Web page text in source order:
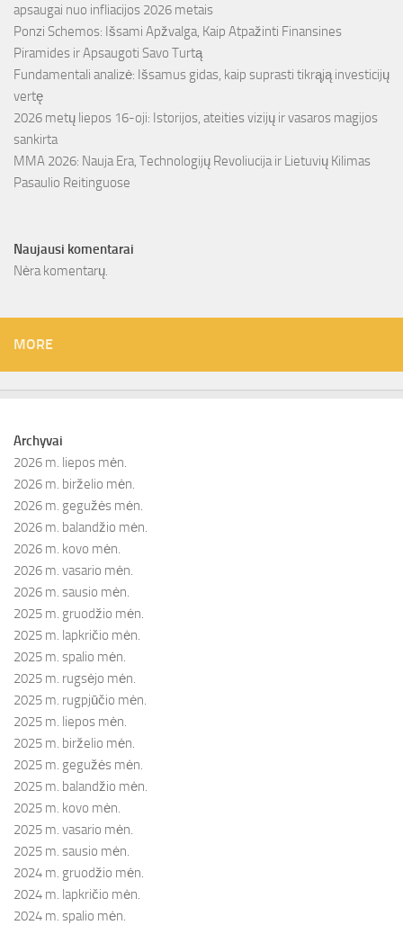
apsaugai nuo infliacijos 2026 metais
Ponzi Schemos: Išsami Apžvalga, Kaip Atpažinti Finansines
Piramides ir Apsaugoti Savo Turtą
Fundamentali analizė: Išsamus gidas, kaip suprasti tikrąją investicijų
vertę
2026 metų liepos 16-oji: Istorijos, ateities vizijų ir vasaros magijos
sankirta
MMA 2026: Nauja Era, Technologijų Revoliucija ir Lietuvių Kilimas
Pasaulio Reitinguose
Naujausi komentarai
Nėra komentarų.
MORE
Archyvai
2026 m. liepos mėn.
2026 m. birželio mėn.
2026 m. gegužės mėn.
2026 m. balandžio mėn.
2026 m. kovo mėn.
2026 m. vasario mėn.
2026 m. sausio mėn.
2025 m. gruodžio mėn.
2025 m. lapkričio mėn.
2025 m. spalio mėn.
2025 m. rugsėjo mėn.
2025 m. rugpjūčio mėn.
2025 m. liepos mėn.
2025 m. birželio mėn.
2025 m. gegužės mėn.
2025 m. balandžio mėn.
2025 m. kovo mėn.
2025 m. vasario mėn.
2025 m. sausio mėn.
2024 m. gruodžio mėn.
2024 m. lapkričio mėn.
2024 m. spalio mėn.